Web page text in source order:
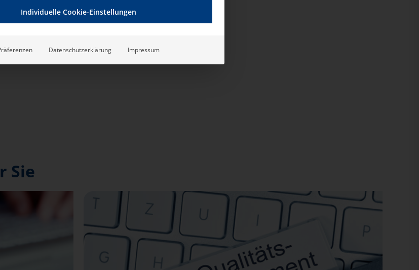
Sie
Individuelle Cookie-Einstellungen
Datenschutzerklärung Impressum